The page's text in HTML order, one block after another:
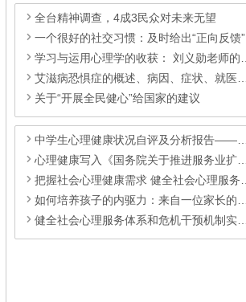
全台精神调查，4成3民众对未来无望
一个很好的社交习惯：及时给出“正向反馈”
学习与运用心理学的收获： 刘义勋老师的体会
艾滋病恐惧症的概述、病因、症状、就医、治疗及注意事项
关于“开展全民健心”给国家的建议
中学生心理健康状况自评及分析报告——来自鼎兴高级中学
心理健康写入《国务院关于推进服务业扩能提质的意见》的重大意义
把握社会心理健康需求 健全社会心理服务体系
如何培养孩子的内驱力：来自一位家长的经验
健全社会心理服务体系和危机干预机制实施方案